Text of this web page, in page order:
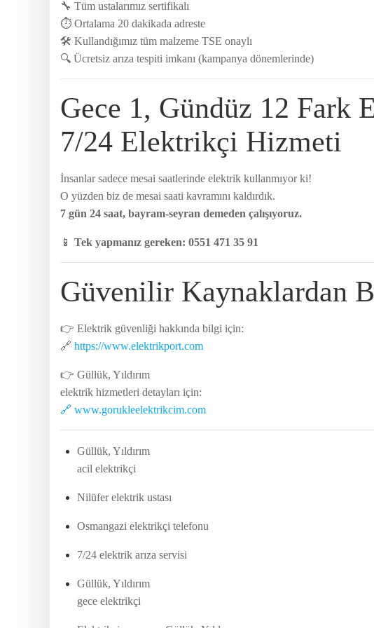
🔧 Tüm ustalarımız sertifikalı
⏱ Ortalama 20 dakikada adreste
🛠️ Kullandığımız tüm malzeme TSE onaylı
🔍 Ücretsiz arıza tespiti imkanı (kampanya dönemlerinde)
Gece 1, Gündüz 12 Fark
7/24 Elektrikçi Hizmeti
İnsanlar sadece mesai saatlerinde elektrik kullanmıyor ki!
O yüzden biz de mesai saati kavramını kaldırdık.
7 gün 24 saat, bayram-seyran demeden çalışıyoruz.
📱 Tek yapmanız gereken: 0551 471 35 91
Güvenilir Kaynaklardan
👉 Elektrik güvenliği hakkında bilgi için:
🔗 https://www.elektrikport.com
👉 Güllük, Yıldırım
elektrik hizmetleri detayları için:
🔗 www.gorukleelektrikcim.com
Güllük, Yıldırım
acil elektrikçi
Nilüfer elektrik ustası
Osmangazi elektrikçi telefonu
7/24 elektrik arıza servisi
Güllük, Yıldırım
gece elektrikçi